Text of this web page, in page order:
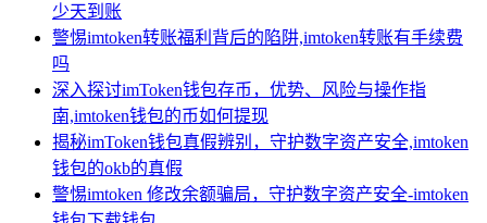
少天到账
警惕imtoken转账福利背后的陷阱,imtoken转账有手续费
吗
深入探讨imToken钱包存币，优势、风险与操作指
南,imtoken钱包的币如何提现
揭秘imToken钱包真假辨别，守护数字资产安全,imtoken
钱包的okb的真假
警惕imtoken 修改余额骗局，守护数字资产安全-imtoken